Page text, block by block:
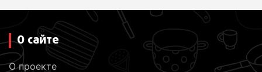
О сайте
О проекте